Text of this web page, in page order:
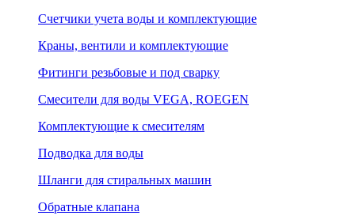
Счетчики учета воды и комплектующие
Краны, вентили и комплектующие
Фитинги резьбовые и под сварку
Смесители для воды VEGA, ROEGEN
Комплектующие к смесителям
Подводка для воды
Шланги для стиральных машин
Обратные клапана